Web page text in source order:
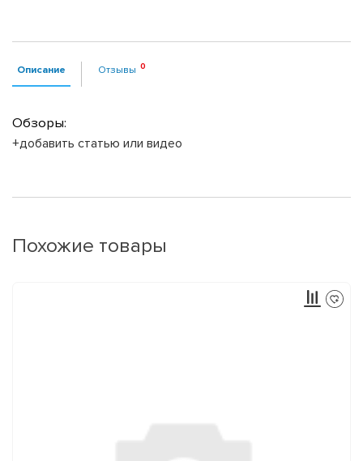
Описание Отзывы
Обзоры:
+добавить статью или видео
Похожие товары